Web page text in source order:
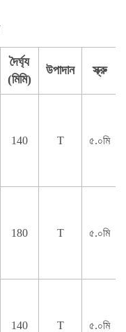
দৈর্ঘ্য
(মিমি)
উপাদান স্ক্রু
140 T ৫.০মি
180 T ৫.০মি
140 T ৫.০মি